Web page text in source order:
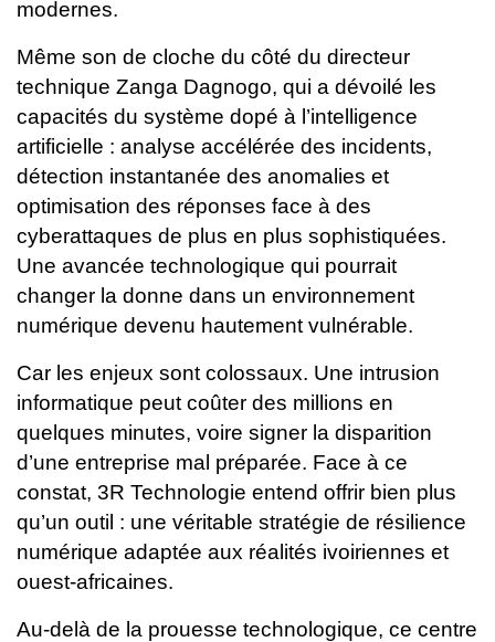
modernes.
Même son de cloche du côté du directeur
technique Zanga Dagnogo, qui a dévoilé les
capacités du système dopé à l’intelligence
artificielle : analyse accélérée des incidents,
détection instantanée des anomalies et
optimisation des réponses face à des
cyberattaques de plus en plus sophistiquées.
Une avancée technologique qui pourrait
changer la donne dans un environnement
numérique devenu hautement vulnérable.
Car les enjeux sont colossaux. Une intrusion
informatique peut coûter des millions en
quelques minutes, voire signer la disparition
d’une entreprise mal préparée. Face à ce
constat, 3R Technologie entend offrir bien plus
qu’un outil : une véritable stratégie de résilience
numérique adaptée aux réalités ivoiriennes et
ouest-africaines.
Au-delà de la prouesse technologique, ce centre